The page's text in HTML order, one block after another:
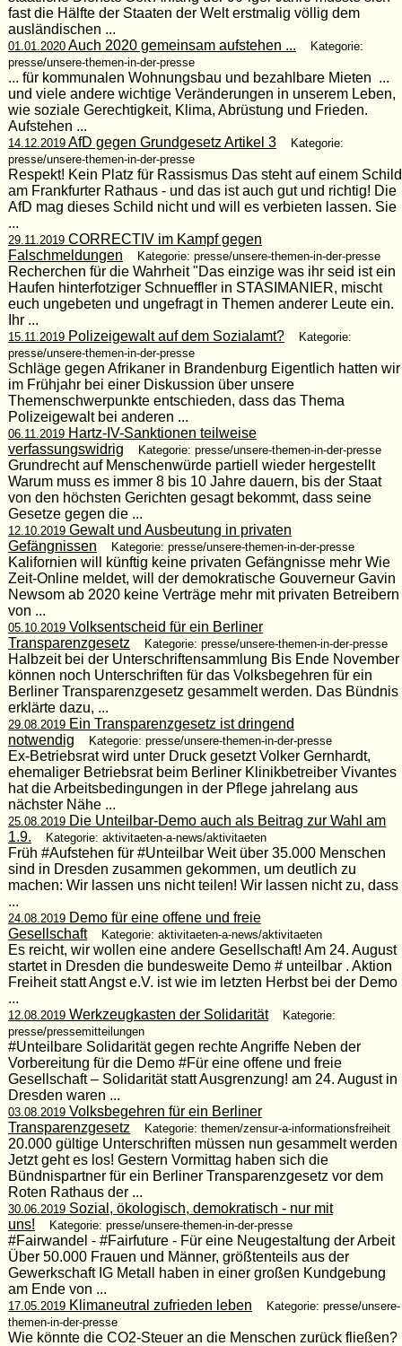
fast die Hälfte der Staaten der Welt erstmalig völlig dem
ausländischen ...
01.01.2020Auch 2020 gemeinsam aufstehen ...
Kategorie:
presse/unsere-themen-in-der-presse
... für kommunalen Wohnungsbau und bezahlbare Mieten ...
und viele andere wichtige Veränderungen in unserem Leben,
wie soziale Gerechtigkeit, Klima, Abrüstung und Frieden.
Aufstehen ...
14.12.2019AfD gegen Grundgesetz Artikel 3
Kategorie:
presse/unsere-themen-in-der-presse
Respekt! Kein Platz für Rassismus Das steht auf einem Schild
am Frankfurter Rathaus - und das ist auch gut und richtig! Die
AfD mag dieses Schild nicht und will es verbieten lassen. Sie
...
29.11.2019CORRECTIV im Kampf gegen
Falschmeldungen
Kategorie: presse/unsere-themen-in-der-presse
Recherchen für die Wahrheit "Das einzige was ihr seid ist ein
Haufen hinterfotziger Schnueffler in STASIMANIER, mischt
euch ungebeten und ungefragt in Themen anderer Leute ein.
Ihr ...
15.11.2019Polizeigewalt auf dem Sozialamt?
Kategorie:
presse/unsere-themen-in-der-presse
Schläge gegen Afrikaner in Brandenburg Eigentlich hatten wir
im Frühjahr bei einer Diskussion über unsere
Themenschwerpunkte entschieden, dass das Thema
Polizeigewalt bei anderen ...
06.11.2019Hartz-IV-Sanktionen teilweise
verfassungswidrig
Kategorie: presse/unsere-themen-in-der-presse
Grundrecht auf Menschenwürde partiell wieder hergestellt
Warum muss es immer 8 bis 10 Jahre dauern, bis der Staat
von den höchsten Gerichten gesagt bekommt, dass seine
Gesetze gegen die ...
12.10.2019Gewalt und Ausbeutung in privaten
Gefängnissen
Kategorie: presse/unsere-themen-in-der-presse
Kalifornien will künftig keine privaten Gefängnisse mehr Wie
Zeit-Online meldet, will der demokratische Gouverneur Gavin
Newsom ab 2020 keine Verträge mehr mit privaten Betreibern
von ...
05.10.2019Volksentscheid für ein Berliner
Transparenzgesetz
Kategorie: presse/unsere-themen-in-der-presse
Halbzeit bei der Unterschriftensammlung Bis Ende November
können noch Unterschriften für das Volksbegehren für ein
Berliner Transparenzgesetz gesammelt werden. Das Bündnis
erklärte dazu, ...
29.08.2019Ein Transparenzgesetz ist dringend
notwendig
Kategorie: presse/unsere-themen-in-der-presse
Ex-Betriebsrat wird unter Druck gesetzt Volker Gernhardt,
ehemaliger Betriebsrat beim Berliner Klinikbetreiber Vivantes
hat die Arbeitsbedingungen in der Pflege jahrelang aus
nächster Nähe ...
25.08.2019Die Unteilbar-Demo auch als Beitrag zur Wahl am
1.9.
Kategorie: aktivitaeten-a-news/aktivitaeten
Früh #Aufstehen für #Unteilbar Weit über 35.000 Menschen
sind in Dresden zusammen gekommen, um deutlich zu
machen: Wir lassen uns nicht teilen! Wir lassen nicht zu, dass
...
24.08.2019Demo für eine offene und freie
Gesellschaft
Kategorie: aktivitaeten-a-news/aktivitaeten
Es reicht, wir wollen eine andere Gesellschaft! Am 24. August
startet in Dresden die bundesweite Demo # unteilbar . Aktion
Freiheit statt Angst e.V. ist wie im letzten Herbst bei der Demo
...
12.08.2019Werkzeugkasten der Solidarität
Kategorie:
presse/pressemitteilungen
#Unteilbare Solidarität gegen rechte Angriffe Neben der
Vorbereitung für die Demo #Für eine offene und freie
Gesellschaft – Solidarität statt Ausgrenzung! am 24. August in
Dresden waren ...
03.08.2019Volksbegehren für ein Berliner
Transparenzgesetz
Kategorie: themen/zensur-a-informationsfreiheit
20.000 gültige Unterschriften müssen nun gesammelt werden
Jetzt geht es los! Gestern Vormittag haben sich die
Bündnispartner für ein Berliner Transparenzgesetz vor dem
Roten Rathaus der ...
30.06.2019Sozial, ökologisch, demokratisch - nur mit
uns!
Kategorie: presse/unsere-themen-in-der-presse
#Fairwandel - #Fairfuture - Für eine Neugestaltung der Arbeit
Über 50.000 Frauen und Männer, größtenteils aus der
Gewerkschaft IG Metall haben in einer großen Kundgebung
am Ende von ...
17.05.2019Klimaneutral zufrieden leben
Kategorie: presse/unsere-
themen-in-der-presse
Wie könnte die CO2-Steuer an die Menschen zurück fließen?